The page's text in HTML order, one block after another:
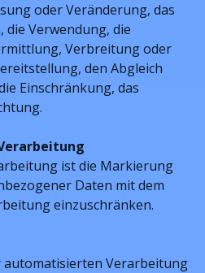
oder Veränderung, das
die Verwendung, die
Verbreitung oder
den Abgleich
Einschränkung, das
ist die Markierung
Daten mit dem
einzuschränken.
automatisierten Verarbeitung